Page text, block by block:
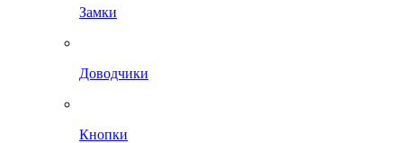
Замки
Доводчики
Кнопки